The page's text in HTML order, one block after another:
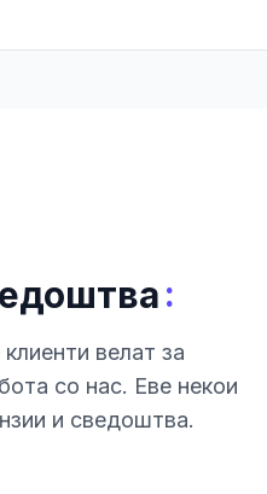
:
велат за
со нас. Еве некои
и сведоштва.